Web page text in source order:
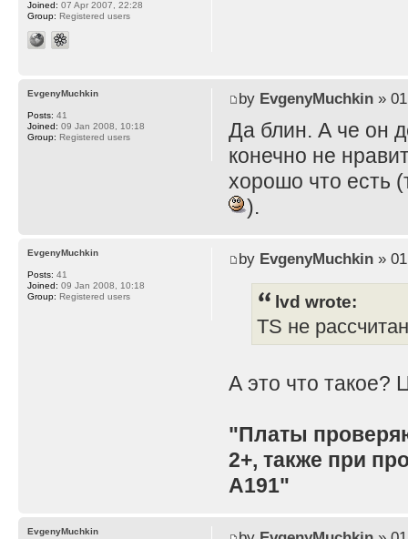
Joined: 07 Apr 2007, 22:28
Group: Registered users
by EvgenyMuchkin» 01
Да блин. А че он
конечно не
хорошо что есть
).
EvgenyMuchkin
Posts: 41
Joined: 09 Jan 2008, 10:18
Group: Registered users
by EvgenyMuchkin» 01
lvd wrote:
TS не
А это что такое?
"Платы
2+, также при
A191"
EvgenyMuchkin
Posts: 41
Joined: 09 Jan 2008, 10:18
Group: Registered users
EvgenyMuchkin